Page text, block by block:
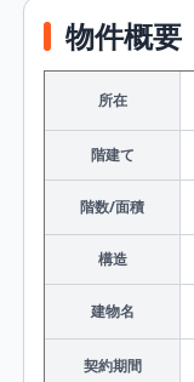
物件概要
所在
階建て
階数/面積
構造
建物名
契約期間